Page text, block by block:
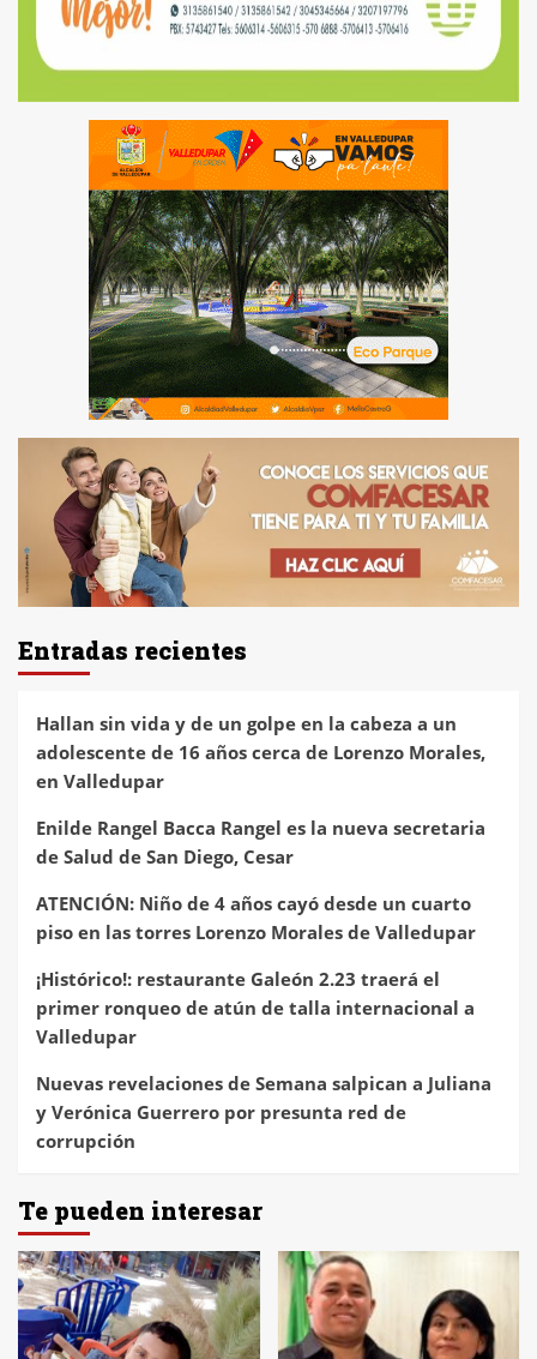
Entradas recientes
Hallan sin vida y de un golpe en la cabeza a un
adolescente de 16 años cerca de Lorenzo Morales,
en Valledupar
Enilde Rangel Bacca Rangel es la nueva secretaria
de Salud de San Diego, Cesar
ATENCIÓN: Niño de 4 años cayó desde un cuarto
piso en las torres Lorenzo Morales de Valledupar
¡Histórico!: restaurante Galeón 2.23 traerá el
primer ronqueo de atún de talla internacional a
Valledupar
Nuevas revelaciones de Semana salpican a Juliana
y Verónica Guerrero por presunta red de
corrupción
Te pueden interesar